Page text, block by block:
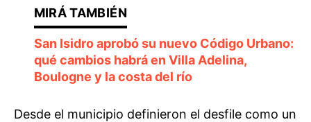
San Isidro aprobó su nuevo Código Urbano:
qué cambios habrá en Villa Adelina,
Boulogne y la costa del río
Desde el municipio definieron el desfile como un